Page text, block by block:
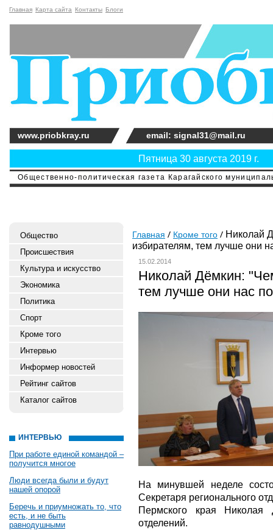
Главная Карта сайта Контакты Блоги
Общественно-политическая газета Карагайского
Пятница 30 августа 2019 г.
www.priobkray.ru email: signal31@mail.ru
Общество
Происшествия
Культура и искусство
Экономика
Политика
Спорт
Кроме того
Интервью
Информер новостей
Рейтинг сайтов
Каталог сайтов
ИНТЕРВЬЮ
При работе единой командой –
получится многое
Люди всегда были и будут
нашей опорой
Беречь и приумножать то, что
есть, и не быть
равнодушными
Главная Кроме того
Николай
избирателям, тем лучше они
15.02.2014
Николай Дёмкин:
тем лучше они нас
На минувшей неделе
Секретаря регионального
Пермского края Николая
отделений.